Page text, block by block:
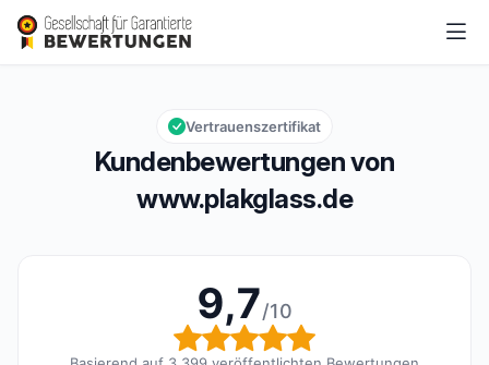
www.plakglass.de
Gesamtbewertung: 9,7 von 10
9,7/10
Kundenbewertungen von
www.plakglass.de
Vertrauenszertifikat
9,7/10
Gesamtbewertung: 9,7